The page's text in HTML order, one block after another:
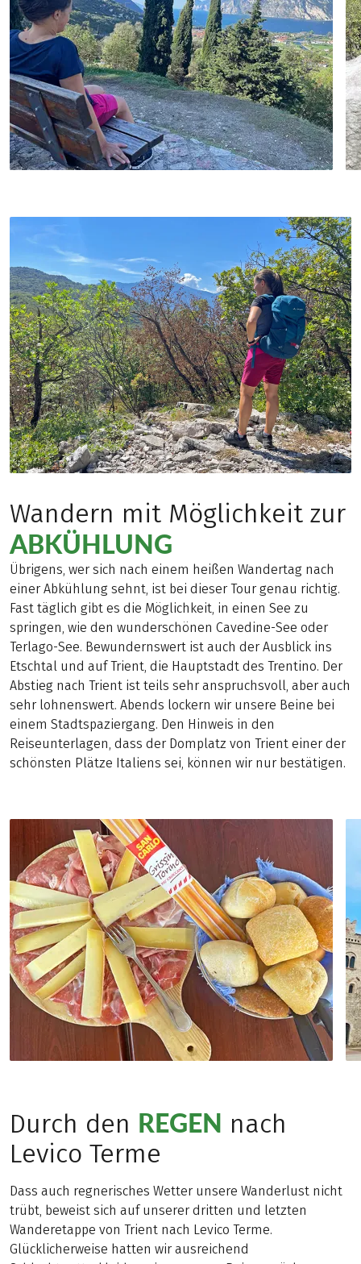
Wandern mit Möglichkeit zur
ABKÜHLUNG
Übrigens, wer sich nach einem heißen Wandertag nach
einer Abkühlung sehnt, ist bei dieser Tour genau richtig.
Fast täglich gibt es die Möglichkeit, in einen See zu
springen, wie den wunderschönen Cavedine-See oder
Terlago-See. Bewundernswert ist auch der Ausblick ins
Etschtal und auf Trient, die Hauptstadt des Trentino. Der
Abstieg nach Trient ist teils sehr anspruchsvoll, aber auch
sehr lohnenswert. Abends lockern wir unsere Beine bei
einem Stadtspaziergang. Den Hinweis in den
Reiseunterlagen, dass der Domplatz von Trient einer der
schönsten Plätze Italiens sei, können wir nur bestätigen.
Durch den REGEN nach
Levico Terme
Dass auch regnerisches Wetter unsere Wanderlust nicht
trübt, beweist sich auf unserer dritten und letzten
Wanderetappe von Trient nach Levico Terme.
Glücklicherweise hatten wir ausreichend